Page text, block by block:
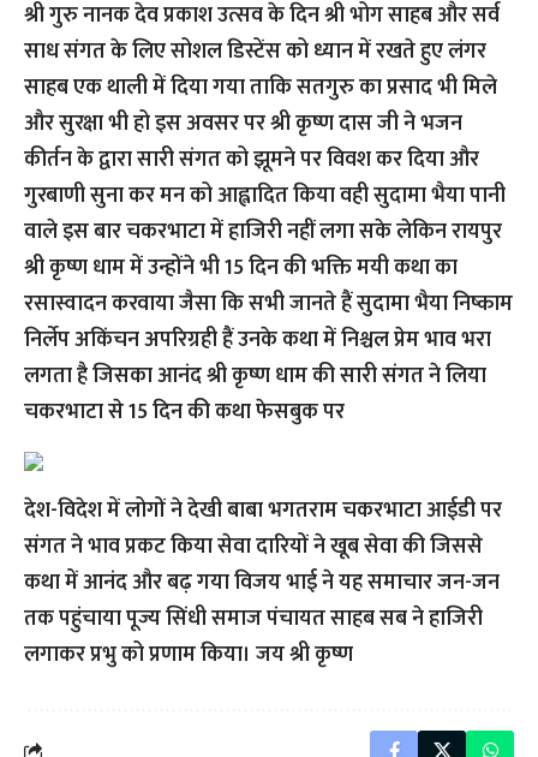
श्री गुरु नानक देव प्रकाश उत्सव के दिन श्री भोग साहब और सर्व
साध संगत के लिए सोशल डिस्टेंस को ध्यान में रखते हुए लंगर
साहब एक थाली में दिया गया ताकि सतगुरु का प्रसाद भी मिले
और सुरक्षा भी हो इस अवसर पर श्री कृष्ण दास जी ने भजन
कीर्तन के द्वारा सारी संगत को झूमने पर विवश कर दिया और
गुरबाणी सुना कर मन को आह्लादित किया वही सुदामा भैया पानी
वाले इस बार चकरभाटा में हाजिरी नहीं लगा सके लेकिन रायपुर
श्री कृष्ण धाम में उन्होंने भी 15 दिन की भक्ति मयी कथा का
रसास्वादन करवाया जैसा कि सभी जानते हैं सुदामा भैया निष्काम
निर्लेप अकिंचन अपरिग्रही हैं उनके कथा में निश्चल प्रेम भाव भरा
लगता है जिसका आनंद श्री कृष्ण धाम की सारी संगत ने लिया
चकरभाटा से 15 दिन की कथा फेसबुक पर
देश-विदेश में लोगों ने देखी बाबा भगतराम चकरभाटा आईडी पर
संगत ने भाव प्रकट किया सेवा दारियों ने खूब सेवा की जिससे
कथा में आनंद और बढ़ गया विजय भाई ने यह समाचार जन-जन
तक पहुंचाया पूज्य सिंधी समाज पंचायत साहब सब ने हाजिरी
लगाकर प्रभु को प्रणाम किया। जय श्री कृष्ण